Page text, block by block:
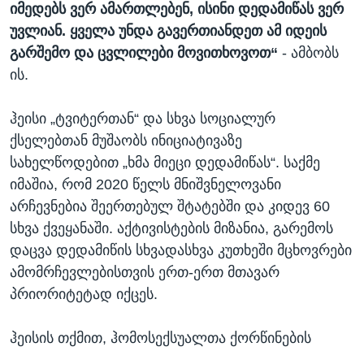
იმედებს ვერ ამართლებენ, ისინი დედამიწას ვერ
უვლიან. ყველა უნდა გავერთიანდეთ ამ იდეის
გარშემო და ცვლილები მოვითხოვოთ“ - ამბობს
ის.
ჰეისი „ტვიტერთან“ და სხვა სოციალურ
ქსელებთან მუშაობს ინიციატივაზე
სახელწოდებით „ხმა მიეცი დედამიწას“. საქმე
იმაშია, რომ 2020 წელს მნიშვნელოვანი
არჩევნებია შეერთებულ შტატებში და კიდევ 60
სხვა ქვეყანაში. აქტივისტების მიზანია, გარემოს
დაცვა დედამიწის სხვადასხვა კუთხეში მცხოვრები
ამომრჩევლებისთვის ერთ-ერთ მთავარ
პრიორიტეტად იქცეს.
ჰეისის თქმით, ჰომოსექსუალთა ქორწინების